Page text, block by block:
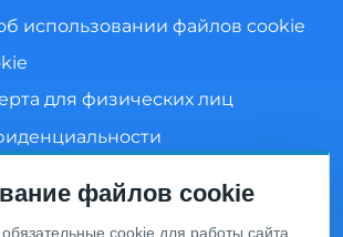
использовании файлов cookie
для физических лиц
файлов cookie
cookie для работы сайта.